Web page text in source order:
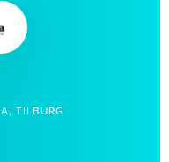
TILBURG